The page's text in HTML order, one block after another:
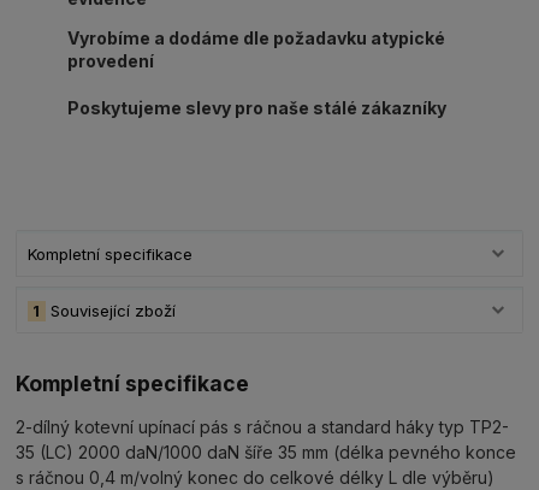
Vyrobíme a dodáme dle požadavku atypické
provedení
Poskytujeme slevy pro naše stálé zákazníky
Kompletní specifikace
Související zboží
1
Kompletní specifikace
2-dílný kotevní upínací pás s ráčnou a standard háky typ TP2-
35 (LC) 2000 daN/1000 daN šíře 35 mm (délka pevného konce
s ráčnou 0,4 m/volný konec do celkové délky L dle výběru)